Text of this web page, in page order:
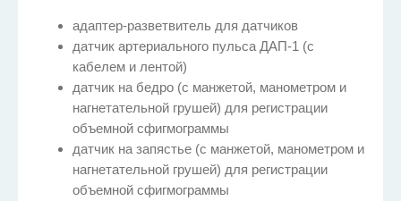
адаптер-разветвитель для датчиков
датчик артериального пульса ДАП-1 (с
кабелем и лентой)
датчик на бедро (с манжетой, манометром и
нагнетательной грушей) для регистрации
объемной сфигмограммы
датчик на запястье (с манжетой, манометром и
нагнетательной грушей) для регистрации
объемной сфигмограммы